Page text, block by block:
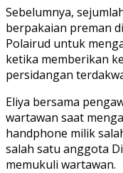
Sebelumnya,
berpakaian preman
Polairud untuk
ketika memberikan
persidangan
Eliya bersama
wartawan saat
handphone milik
salah satu anggota
memukuli wartawan.